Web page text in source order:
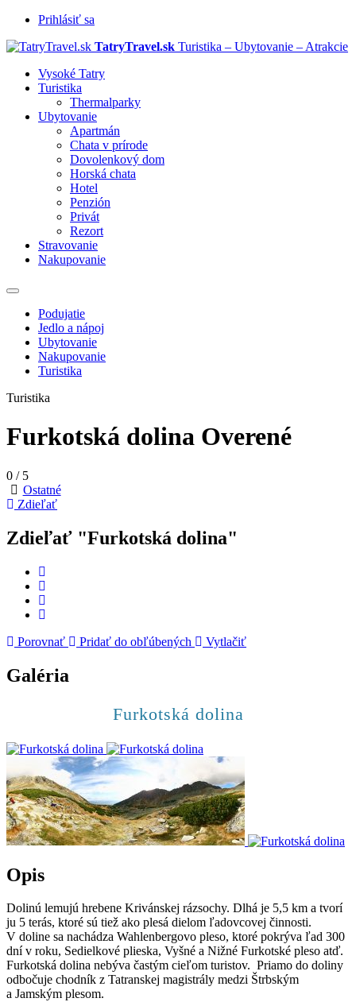
Prihlásiť sa
TatryTravel.sk Turistika – Ubytovanie – Atrakcie
Vysoké Tatry
Turistika
Thermalparky
Ubytovanie
Apartmán
Chata v prírode
Dovolenkový dom
Horská chata
Hotel
Penzión
Privát
Rezort
Stravovanie
Nakupovanie
Prepnúť
navigáciuPodujatie
Jedlo a nápoj
Ubytovanie
Nakupovanie
Turistika
Turistika
Furkotská dolina Overené
0 /5
Ostatné
Zdieľať
Zdieľať "Furkotská dolina"
Porovnať Pridať do obľúbených Vytlačiť
Galéria
Furkotská dolina
Opis
Dolinú lemujú hrebene Krivánskej rázsochy. Dlhá je 5,5 km a tvorí
ju 5 terás, ktoré sú tiež ako plesá dielom ľadovcovej činnosti.
V doline sa nachádza Wahlenbergovo pleso, ktoré pokrýva ľad 300
dní v roku, Sedielkové plieska, Vyšné a Nižné Furkotské pleso atď.
Furkotská dolina nebýva častým cieľom turistov. Priamo do doliny
odbočuje chodník z Tatranskej magistrály medzi Štrbským
a Jamským plesom.